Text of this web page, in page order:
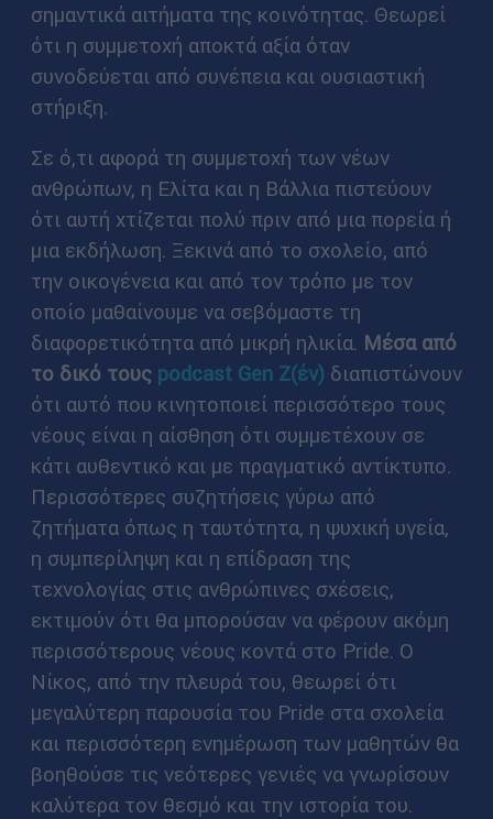
σημαντικά αιτήματα της κοινότητας. Θεωρεί
ότι η συμμετοχή αποκτά αξία όταν
συνοδεύεται από συνέπεια και ουσιαστική
στήριξη.
Σε ό,τι αφορά τη συμμετοχή των νέων
ανθρώπων, η Ελίτα και η Βάλλια πιστεύουν
ότι αυτή χτίζεται πολύ πριν από μια πορεία ή
μια εκδήλωση. Ξεκινά από το σχολείο, από
την οικογένεια και από τον τρόπο με τον
οποίο μαθαίνουμε να σεβόμαστε τη
διαφορετικότητα από μικρή ηλικία. Μέσα από
το δικό τους podcast Gen Z(έν) διαπιστώνουν
ότι αυτό που κινητοποιεί περισσότερο τους
νέους είναι η αίσθηση ότι συμμετέχουν σε
κάτι αυθεντικό και με πραγματικό αντίκτυπο.
Περισσότερες συζητήσεις γύρω από
ζητήματα όπως η ταυτότητα, η ψυχική υγεία,
η συμπερίληψη και η επίδραση της
τεχνολογίας στις ανθρώπινες σχέσεις,
εκτιμούν ότι θα μπορούσαν να φέρουν ακόμη
περισσότερους νέους κοντά στο Pride. Ο
Νίκος, από την πλευρά του, θεωρεί ότι
μεγαλύτερη παρουσία του Pride στα σχολεία
και περισσότερη ενημέρωση των μαθητών θα
βοηθούσε τις νεότερες γενιές να γνωρίσουν
καλύτερα τον θεσμό και την ιστορία του.